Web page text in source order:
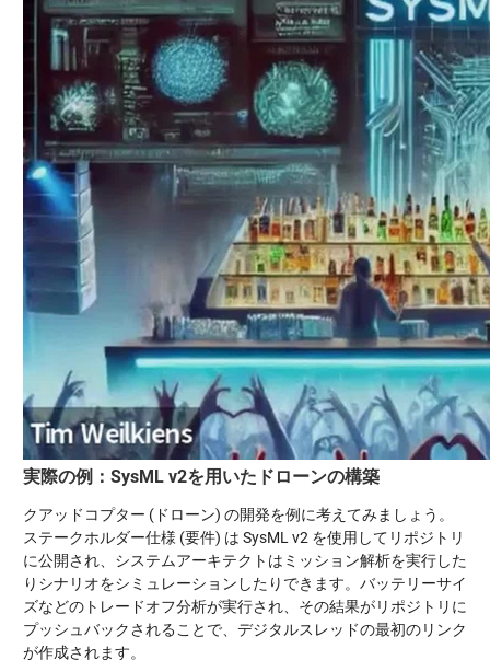
実際の例：SysML v2を用いたドローンの構築
クアッドコプター (ドローン) の開発を例に考えてみましょう。
ステークホルダー仕様 (要件) は SysML v2 を使用してリポジトリ
に公開され、システムアーキテクトはミッション解析を実行した
りシナリオをシミュレーションしたりできます。バッテリーサイ
ズなどのトレードオフ分析が実行され、その結果がリポジトリに
プッシュバックされることで、デジタルスレッドの最初のリンク
が作成されます。